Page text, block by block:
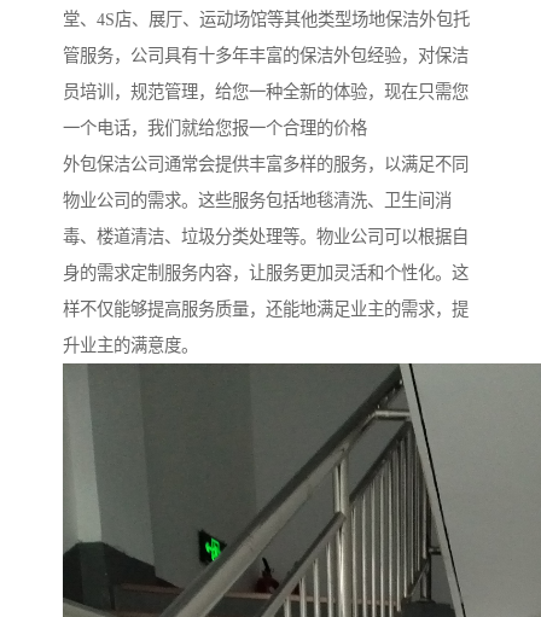
堂、4S店、展厅、运动场馆等其他类型场地保洁外包托
管服务，公司具有十多年丰富的保洁外包经验，对保洁
员培训，规范管理，给您一种全新的体验，现在只需您
一个电话，我们就给您报一个合理的价格
外包保洁公司通常会提供丰富多样的服务，以满足不同
物业公司的需求。这些服务包括地毯清洗、卫生间消
毒、楼道清洁、垃圾分类处理等。物业公司可以根据自
身的需求定制服务内容，让服务更加灵活和个性化。这
样不仅能够提高服务质量，还能地满足业主的需求，提
升业主的满意度。